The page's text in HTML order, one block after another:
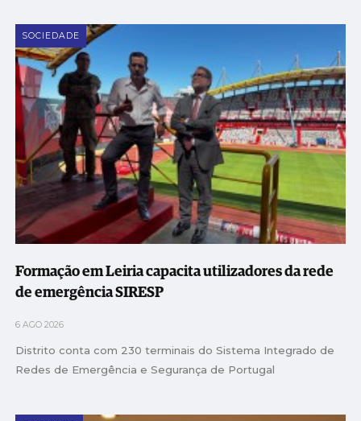
SOCIEDADE
Formação em Leiria capacita utilizadores da rede
de emergência SIRESP
6 AGO 2026
Distrito conta com 230 terminais do Sistema Integrado de
Redes de Emergência e Segurança de Portugal